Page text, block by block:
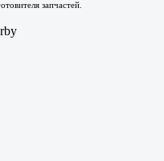
запчастей.